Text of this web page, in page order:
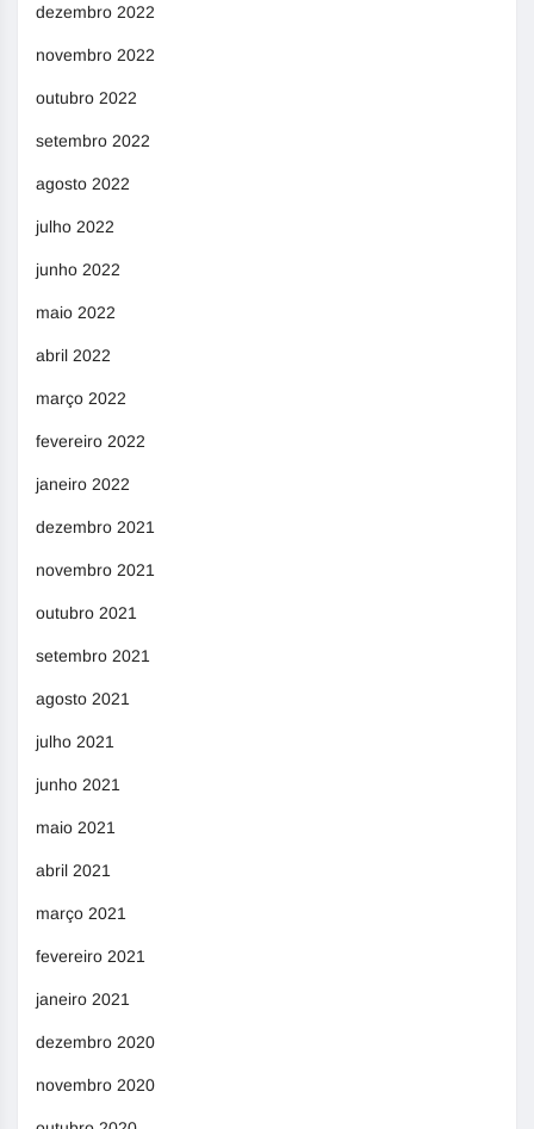
dezembro 2022
novembro 2022
outubro 2022
setembro 2022
agosto 2022
julho 2022
junho 2022
maio 2022
abril 2022
março 2022
fevereiro 2022
janeiro 2022
dezembro 2021
novembro 2021
outubro 2021
setembro 2021
agosto 2021
julho 2021
junho 2021
maio 2021
abril 2021
março 2021
fevereiro 2021
janeiro 2021
dezembro 2020
novembro 2020